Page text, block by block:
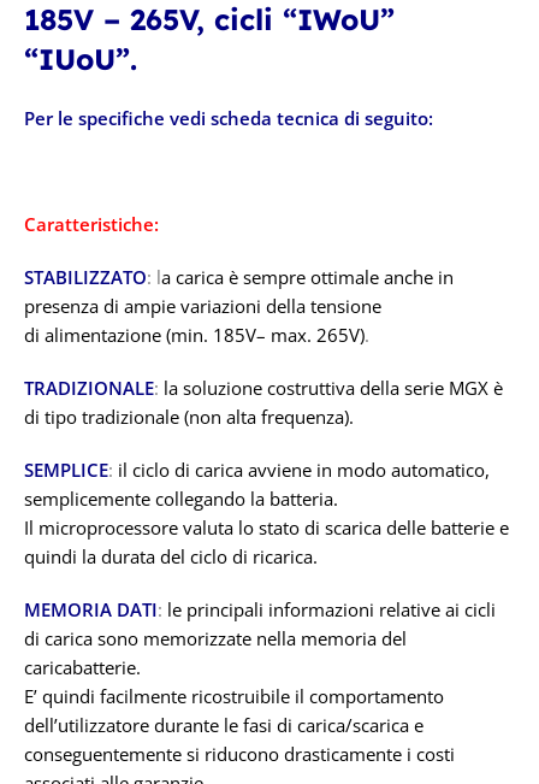
185V – 265V, cicli “IWoU”
“IUoU”.
Per le specifiche vedi scheda tecnica di seguito:
Caratteristiche:
STABILIZZATO: la carica è sempre ottimale anche in
presenza di ampie variazioni della tensione
di alimentazione (min. 185V– max. 265V).
TRADIZIONALE: la soluzione costruttiva della serie MGX è
di tipo tradizionale (non alta frequenza).
SEMPLICE: il ciclo di carica avviene in modo automatico,
semplicemente collegando la batteria.
Il microprocessore valuta lo stato di scarica delle batterie e
quindi la durata del ciclo di ricarica.
MEMORIA DATI: le principali informazioni relative ai cicli
di carica sono memorizzate nella memoria del
caricabatterie.
E’ quindi facilmente ricostruibile il comportamento
dell’utilizzatore durante le fasi di carica/scarica e
conseguentemente si riducono drasticamente i costi